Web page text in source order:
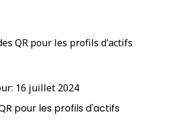
QR pour les profils d'actifs
16 juillet 2024
pour les profils d'actifs